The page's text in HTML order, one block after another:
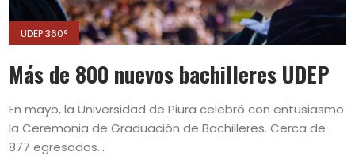
UDEP 360°
Más de 800 nuevos bachilleres UDEP
En mayo, la Universidad de Piura celebró con entusiasmo
la Ceremonia de Graduación de Bachilleres. Cerca de
877 egresados...